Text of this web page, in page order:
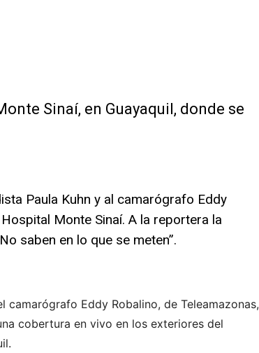
Sinaí, en Guayaquil, donde se
Paula Kuhn y al camarógrafo Eddy
Monte Sinaí. A la reportera la
saben en lo que se meten”.
camarógrafo Eddy Robalino, de Teleamazonas,
cobertura en vivo en los exteriores del